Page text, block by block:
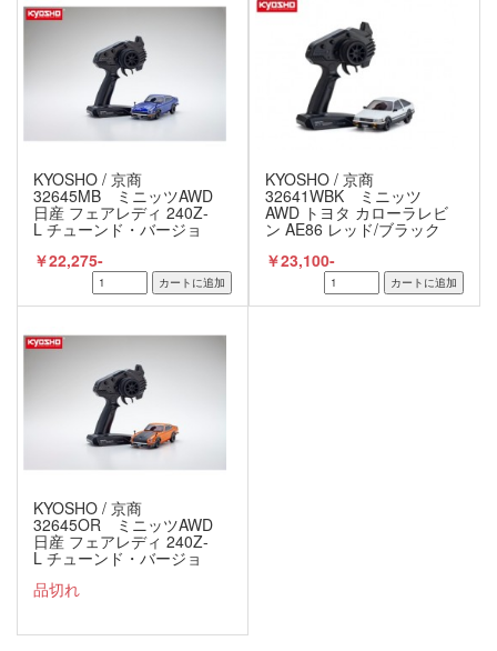
KYOSHO / 京商
32645MB ミニッツAWD
日産 フェアレディ 240Z-
L チューンド・バージョ
ィセット
￥22,275-
KYOSHO / 京商
32641WBK ミニッツ
AWD トヨタ カローラレビ
ン AE86 レッド/ブラック
￥23,100-
KYOSHO / 京商
32645OR ミニッツAWD
日産 フェアレディ 240Z-
L チューンド・バージョ
品切れ